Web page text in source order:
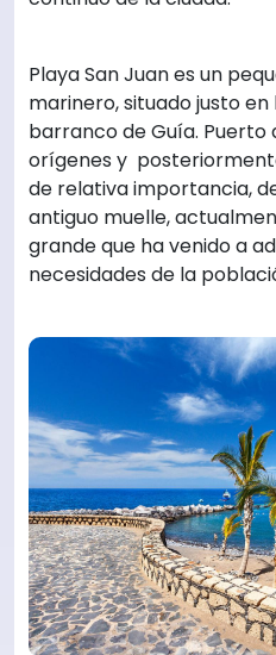
Playa San Juan es un
marinero, situado justo
barranco de Guía. Puerto
orígenes y
de relativa importancia,
antiguo muelle,
grande que ha venido a
necesidades de la